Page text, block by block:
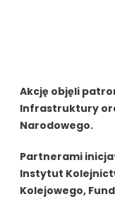
Akcję objęli
Infrastruktury
Narodowego.
Partnerami
Instytut
Kolejowego,